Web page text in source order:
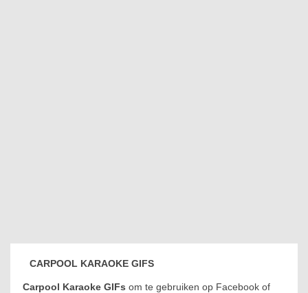
CARPOOL KARAOKE GIFS
Carpool Karaoke GIFs om te gebruiken op Facebook of